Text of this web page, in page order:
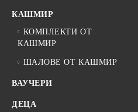
КАШМИР
КОМПЛЕКТИ ОТ
КАШМИР
ШАЛОВЕ ОТ КАШМИР
ВАУЧЕРИ
ДЕЦА